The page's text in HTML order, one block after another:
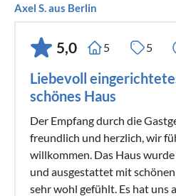
Axel S. aus Berlin
5,0 5 5
Liebevoll
schönes Haus
Der Empfang durch die
freundlich und herzlich, wir
willkommen. Das Haus
und ausgestattet mit
sehr wohl gefühlt. Es hat uns